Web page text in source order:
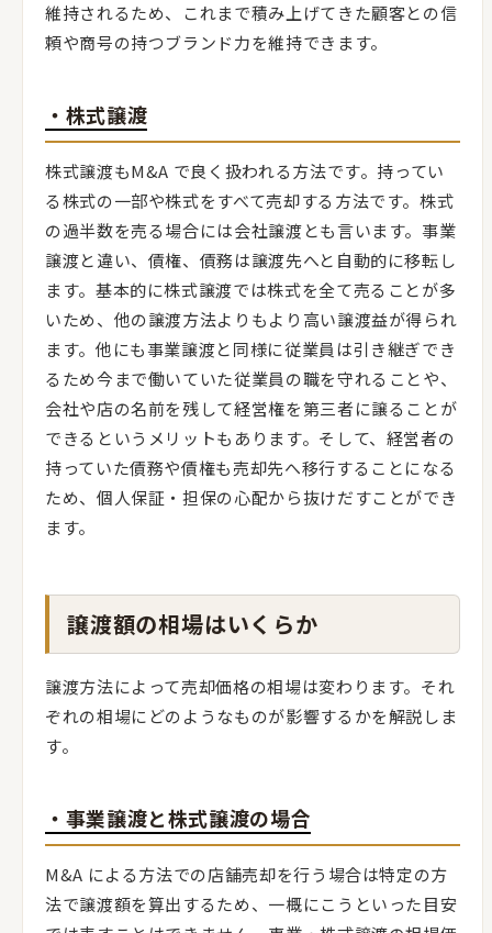
維持されるため、これまで積み上げてきた顧客との信
頼や商号の持つブランド力を維持できます。
・株式譲渡
株式譲渡もM&A で良く扱われる方法です。持ってい
る株式の一部や株式をすべて売却する方法です。株式
の過半数を売る場合には会社譲渡とも言います。事業
譲渡と違い、債権、債務は譲渡先へと自動的に移転し
ます。基本的に株式譲渡では株式を全て売ることが多
いため、他の譲渡方法よりもより高い譲渡益が得られ
ます。他にも事業譲渡と同様に従業員は引き継ぎでき
るため今まで働いていた従業員の職を守れることや、
会社や店の名前を残して経営権を第三者に譲ることが
できるというメリットもあります。そして、経営者の
持っていた債務や債権も売却先へ移行することになる
ため、個人保証・担保の心配から抜けだすことができ
ます。
譲渡額の相場はいくらか
譲渡方法によって売却価格の相場は変わります。それ
ぞれの相場にどのようなものが影響するかを解説しま
す。
・事業譲渡と株式譲渡の場合
M&A による方法での店舗売却を行う場合は特定の方
法で譲渡額を算出するため、一概にこうといった目安